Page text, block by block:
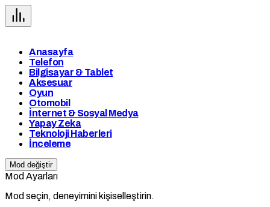
Anasayfa
Telefon
Bilgisayar & Tablet
Aksesuar
Oyun
Otomobil
İnternet & Sosyal Medya
Yapay Zeka
Teknoloji Haberleri
İnceleme
Mod değiştir
Mod Ayarları
Mod seçin, deneyimini kişiselleştirin.